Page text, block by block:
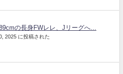
の長身FWレレ、Jリーグへ...
2025 に投稿された